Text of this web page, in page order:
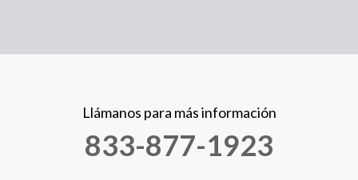
Llámanos para más información
833-877-1923